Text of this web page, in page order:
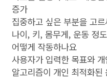
증가
집중하고 싶은 부분을 고
나이, 키, 몸무게, 운동 정
어떻게 작동하나요
사용자가 입력한 목표와
알고리즘이 개인 최적화된